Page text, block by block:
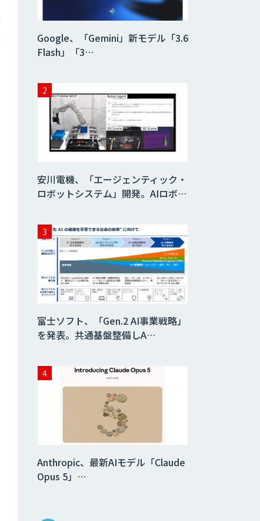
Datatang 高品質
ノテーションサー
ビス
Google、「Gemini」新モデル「3.6
Flash」「3…
安川電機、「エージェンティック・
ロボットシステム」開発。AIロボ…
富士ソフト、「Gen.2 AI事業戦略」
を発表。共通基盤整備しA…
Anthropic、最新AIモデル「Claude
Opus 5」…